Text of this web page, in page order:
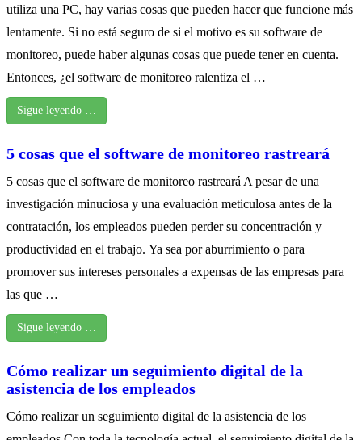
utiliza una PC, hay varias cosas que pueden hacer que funcione más
lentamente. Si no está seguro de si el motivo es su software de
monitoreo, puede haber algunas cosas que puede tener en cuenta.
Entonces, ¿el software de monitoreo ralentiza el …
Sigue leyendo …
5 cosas que el software de monitoreo rastreará
5 cosas que el software de monitoreo rastreará A pesar de una
investigación minuciosa y una evaluación meticulosa antes de la
contratación, los empleados pueden perder su concentración y
productividad en el trabajo. Ya sea por aburrimiento o para
promover sus intereses personales a expensas de las empresas para
las que …
Sigue leyendo …
Cómo realizar un seguimiento digital de la
asistencia de los empleados
Cómo realizar un seguimiento digital de la asistencia de los